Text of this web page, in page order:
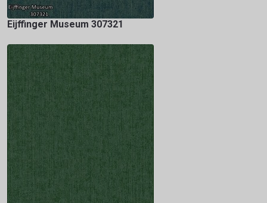
Eijffinger Museum 307321